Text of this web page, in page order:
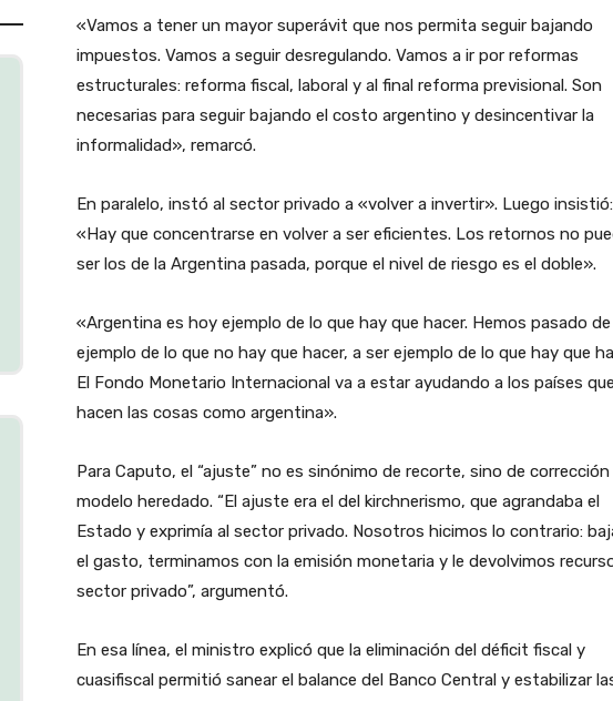
«Vamos a tener un mayor superávit que nos permita seguir bajando
impuestos. Vamos a seguir desregulando. Vamos a ir por reformas
estructurales: reforma fiscal, laboral y al final reforma previsional. Son
necesarias para seguir bajando el costo argentino y desincentivar la
informalidad», remarcó.
En paralelo, instó al sector privado a «volver a invertir». Luego insistió:
«Hay que concentrarse en volver a ser eficientes. Los retornos no
ser los de la Argentina pasada, porque el nivel de riesgo es el doble».
«Argentina es hoy ejemplo de lo que hay que hacer. Hemos pasado
ejemplo de lo que no hay que hacer, a ser ejemplo de lo que hay que
El Fondo Monetario Internacional va a estar ayudando a los países
hacen las cosas como argentina».
Para Caputo, el “ajuste” no es sinónimo de recorte, sino de corrección
modelo heredado. “El ajuste era el del kirchnerismo, que agrandaba el
Estado y exprimía al sector privado. Nosotros hicimos lo contrario:
el gasto, terminamos con la emisión monetaria y le devolvimos
sector privado”, argumentó.
En esa línea, el ministro explicó que la eliminación del déficit fiscal y
cuasifiscal permitió sanear el balance del Banco Central y estabilizar